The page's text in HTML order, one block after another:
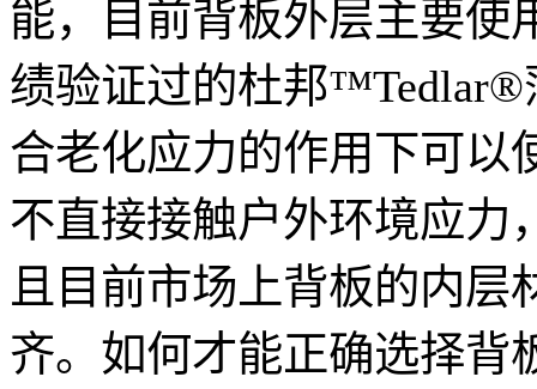
能，目前背板外层主要使
绩验证过的杜邦
合老化应力的作用下可以
不直接接触户外环境应力
且目前市场上背板的内
齐。如何才能正确选择背